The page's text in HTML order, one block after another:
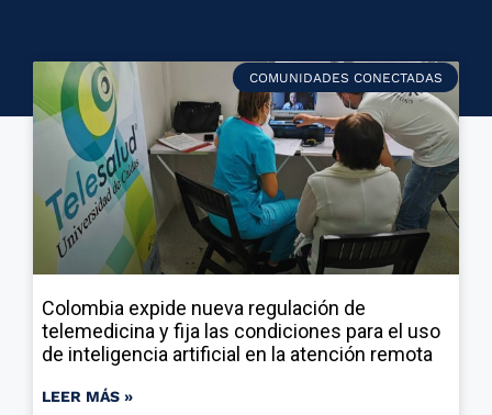
COMUNIDADES CONECTADAS
Colombia expide nueva regulación de
telemedicina y fija las condiciones para el uso
de inteligencia artificial en la atención remota
LEER MÁS »